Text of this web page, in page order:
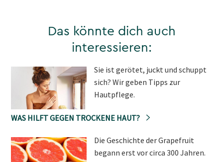
Das könnte dich auch
interessieren:
Sie ist gerötet, juckt und schuppt
sich? Wir geben Tipps zur
Hautpflege.
WAS HILFT GEGEN TROCKENE HAUT?
Die Geschichte der Grapefruit
begann erst vor circa 300 Jahren.